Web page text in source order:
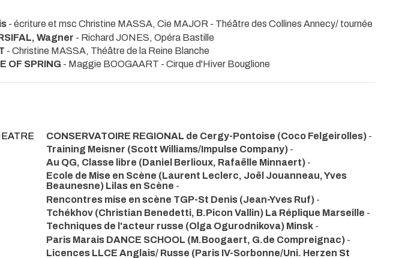
- écriture et msc Christine MASSA, Cie MAJOR - Théâtre des Collines Annecy/ tournée
Wagner - Richard JONES, Opéra Bastille
- Christine MASSA, Théâtre de la Reine Blanche
OF SPRING - Maggie BOOGAART - Cirque d'Hiver Bouglione
CONSERVATOIRE REGIONAL de Cergy-Pontoise (Coco Felgeirolles) -
Training Meisner (Scott Williams/Impulse Company) -
Au QG, Classe libre (Daniel Berlioux, Rafaëlle Minnaert) -
Ecole de Mise en Scène (Laurent Leclerc, Joël Jouanneau, Yves
Beaunesne) Lilas en Scène -
Rencontres mise en scène TGP-St Denis (Jean-Yves Ruf) -
Tchékhov (Christian Benedetti, B.Picon Vallin) La Réplique Marseille -
Techniques de l'acteur russe (Olga Ogurodnikova) Minsk -
Paris Marais DANCE SCHOOL (M.Boogaert, G.de Compreignac) -
Licences LLCE Anglais/ Russe (Paris IV-Sorbonne/Uni. Herzen St